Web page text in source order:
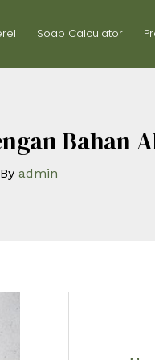
Soap Calculator
Bahan
admin